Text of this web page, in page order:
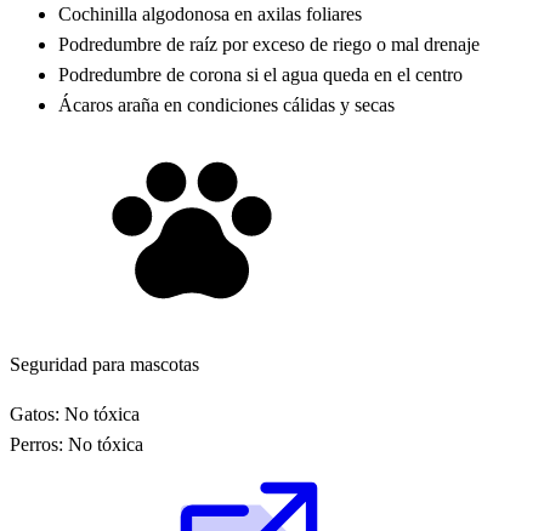
Cochinilla algodonosa en axilas foliares
Podredumbre de raíz por exceso de riego o mal drenaje
Podredumbre de corona si el agua queda en el centro
Ácaros araña en condiciones cálidas y secas
Seguridad para mascotas
Gatos: No tóxica
Perros: No tóxica